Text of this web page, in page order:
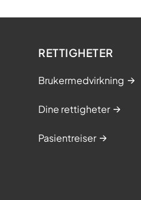
RETTIGHETER
Brukermedvirkning
Dine rettigheter
Pasientreiser